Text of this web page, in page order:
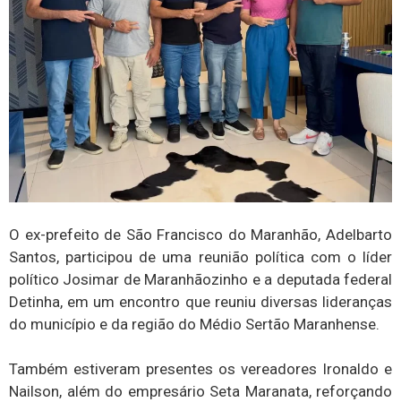
O ex-prefeito de São Francisco do Maranhão, Adelbarto
Santos, participou de uma reunião política com o líder
político Josimar de Maranhãozinho e a deputada federal
Detinha, em um encontro que reuniu diversas lideranças
do município e da região do Médio Sertão Maranhense.
Também estiveram presentes os vereadores Ironaldo e
Nailson, além do empresário Seta Maranata, reforçando